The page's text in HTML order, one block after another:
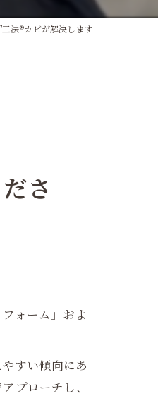
法®カビが解決します
さ
ォーム」およ
すい傾向にあ
プローチし、